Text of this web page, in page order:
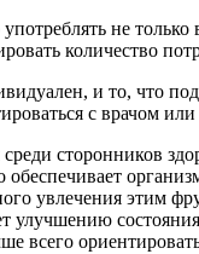
не
количество
и то, что
с врачом
сторонников
обеспечивает
увлечения этим
улучшению
всего